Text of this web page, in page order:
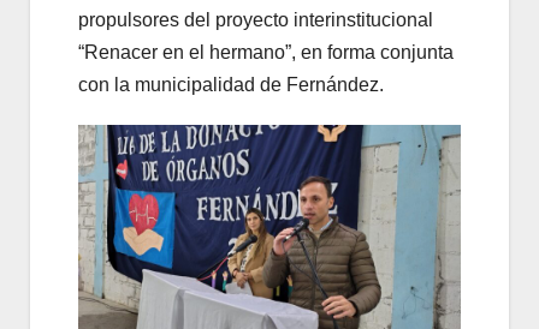
propulsores del proyecto interinstitucional
“Renacer en el hermano”, en forma conjunta
con la municipalidad de Fernández.